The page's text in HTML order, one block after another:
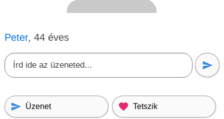
Peter, 44 éves
Üzenet Tetszik